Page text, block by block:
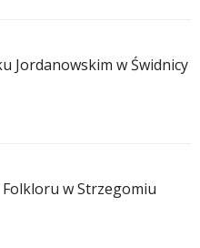
Jordanowskim w Świdnicy
w Strzegomiu